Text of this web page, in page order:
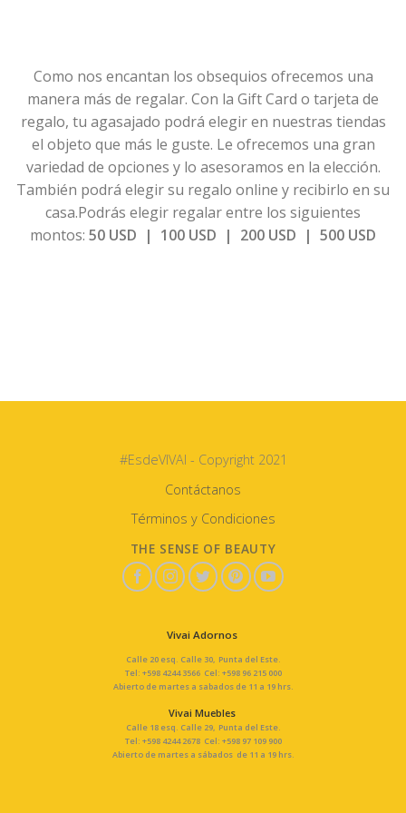
Como nos encantan los obsequios ofrecemos una
manera más de regalar. Con la Gift Card o tarjeta de
regalo, tu agasajado podrá elegir en nuestras tiendas
el objeto que más le guste. Le ofrecemos una gran
variedad de opciones y lo asesoramos en la elección.
También podrá elegir su regalo online y recibirlo en su
casa.Podrás elegir regalar entre los siguientes
montos: 50 USD | 100 USD | 200 USD | 500 USD
#EsdeVIVAI - Copyright 2021
Contáctanos
Términos y Condiciones
THE SENSE OF BEAUTY
Vivai Adornos
Calle 20 esq. Calle 30, Punta del Este.
Tel: +598 4244 3566 Cel: +598 96 215 000
Abierto de martes a sabados de 11 a 19 hrs.
Vivai Muebles
Calle 18 esq. Calle 29, Punta del Este.
Tel: +598 4244 2678 Cel: +598 97 109 900
Abierto de martes a sábados de 11 a 19 hrs.